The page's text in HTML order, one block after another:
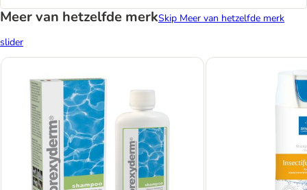
Meer van hetzelfde merkSkip Meer van hetzelfde merk
slider